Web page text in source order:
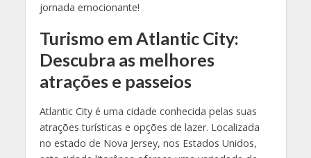
jornada emocionante!
Turismo em Atlantic City:
Descubra as melhores
atrações e passeios
Atlantic City é uma cidade conhecida pelas suas
atrações turísticas e opções de lazer. Localizada
no estado de Nova Jersey, nos Estados Unidos,